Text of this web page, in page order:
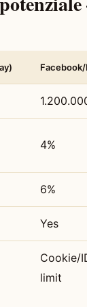
4%
6%
Yes
Cookie/
limit